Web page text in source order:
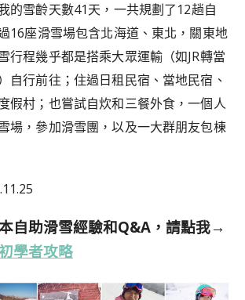
的雪齡天數41天，一共規劃了12趟自
16座滑雪場包含北海道、東北，關東地
行程幾乎都是搭乘大眾運輸（如JR轉當
自行前往；住過日租民宿、當地民宿、
假村；也嘗試自炊和三餐外食，一個人
場，參加滑雪團，以及一大群朋友包棟
自助滑雪經驗和Q&A，請點我→
學者攻略